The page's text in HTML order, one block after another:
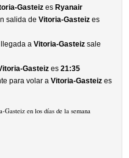
Gasteiz es Ryanair
salida deVitoria-Gasteiz es
llegada aVitoria-Gasteiz sale
Gasteiz es21:35
para volar aVitoria-Gasteiz es
Gasteiz en los días de la semana